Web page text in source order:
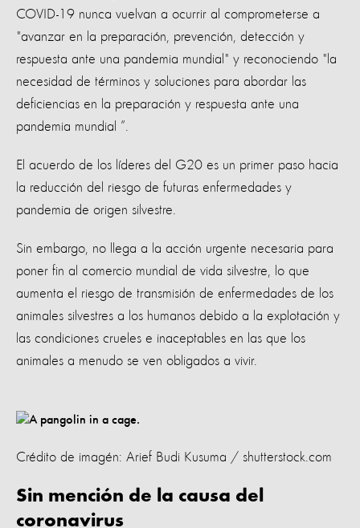
COVID-19 nunca vuelvan a ocurrir al comprometerse a
"avanzar en la preparación, prevención, detección y
respuesta ante una pandemia mundial" y reconociendo "la
necesidad de términos y soluciones para abordar las
deficiencias en la preparación y respuesta ante una
pandemia mundial ”.
El acuerdo de los líderes del G20 es un primer paso hacia
la reducción del riesgo de futuras enfermedades y
pandemia de origen silvestre.
Sin embargo, no llega a la acción urgente necesaria para
poner fin al comercio mundial de vida silvestre, lo que
aumenta el riesgo de transmisión de enfermedades de los
animales silvestres a los humanos debido a la explotación y
las condiciones crueles e inaceptables en las que los
animales a menudo se ven obligados a vivir.
Crédito de imagén: Arief Budi Kusuma / shutterstock.com
Sin mención de la causa del
coronavirus